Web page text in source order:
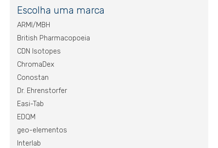
Escolha uma marca
ARMI/MBH
British Pharmacopoeia
CDN Isotopes
ChromaDex
Conostan
Dr. Ehrenstorfer
Easi-Tab
EDQM
geo-elementos
Interlab